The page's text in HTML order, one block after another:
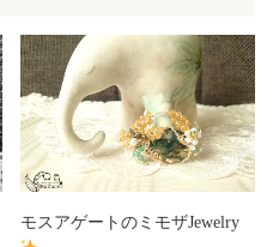
モスアゲートのミモザJewelry